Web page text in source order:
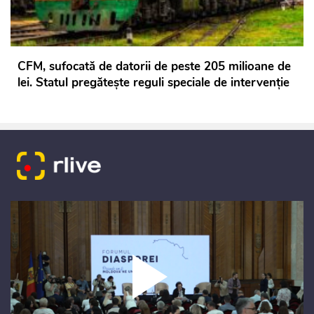
CFM, sufocată de datorii de peste 205 milioane de
lei. Statul pregătește reguli speciale de intervenție